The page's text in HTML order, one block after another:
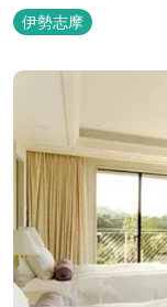
を目指し、カキの産
は太平洋に注ぐ伊勢
伊勢志摩